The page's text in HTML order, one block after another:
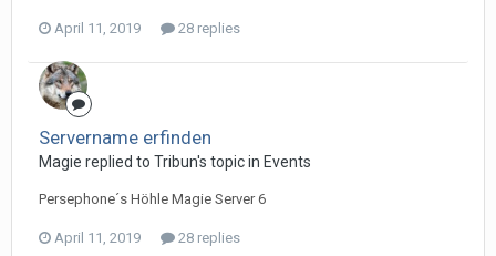
April 11, 2019 28 replies
Servername erfinden
Magie replied to Tribun's topic in Events
Persephone´s Höhle Magie Server 6
April 11, 2019 28 replies